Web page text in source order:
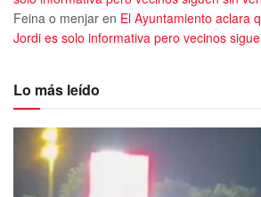
Feina o menjar en El Ayuntamiento aclara
Jordi es solo informativa pero vecinos
Lo más leído